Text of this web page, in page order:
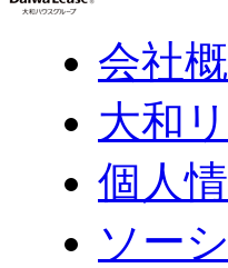
会社
大和
個人
ソー